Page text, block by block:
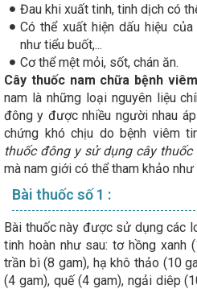
Đau khi xuất tinh, tinh dịch có
Có thể xuất hiện dấu hiệu
như tiểu buốt,...
Cơ thể mệt mỏi, sốt, chán ăn.
Cây thuốc nam chữa bệnh
nam là những loại nguyên liệu
đông y được nhiều người nhau
chứng khó chịu do bệnh viêm
thuốc đông y sử dụng cây
mà nam giới có thể tham khảo như
Bài thuốc số 1 :
Bài thuốc này được sử dụng các
tinh hoàn như sau: tơ hồng xanh
trần bì (8 gam), hạ khô thảo (10
(4 gam), quế (4 gam), ngải diêp